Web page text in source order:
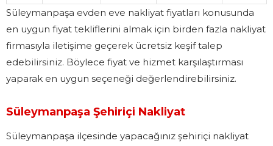
Süleymanpaşa evden eve nakliyat fiyatları konusunda
en uygun fiyat tekliflerini almak için birden fazla nakliyat
firmasıyla iletişime geçerek ücretsiz keşif talep
edebilirsiniz. Böylece fiyat ve hizmet karşılaştırması
yaparak en uygun seçeneği değerlendirebilirsiniz.
Süleymanpaşa Şehiriçi Nakliyat
Süleymanpaşa ilçesinde yapacağınız şehiriçi nakliyat